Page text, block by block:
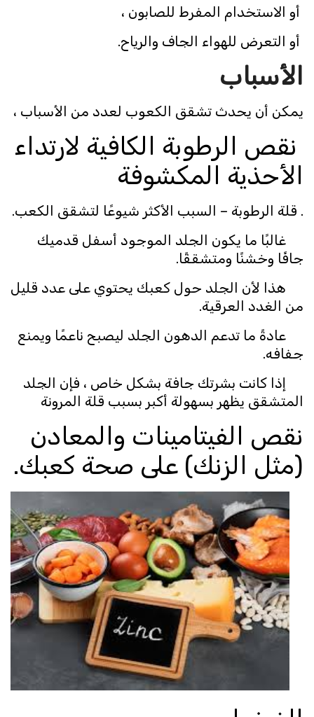
أو الاستخدام المفرط للصابون ،
أو التعرض للهواء الجاف والرياح.
الأسباب
يمكن أن يحدث تشقق الكعوب لعدد من الأسباب ،
نقص الرطوبة الكافية لارتداء
الأحذية المكشوفة
. قلة الرطوبة – السبب الأكثر شيوعًا لتشقق الكعب.
غالبًا ما يكون الجلد الموجود أسفل قدميك
جافًا وخشنًا ومتشققًا.
هذا لأن الجلد حول كعبك يحتوي على عدد قليل
من الغدد العرقية.
عادةً ما تدعم الدهون الجلد ليصبح ناعمًا ويمنع
جفافه.
إذا كانت بشرتك جافة بشكل خاص ، فإن الجلد
المتشقق يظهر بسهولة أكبر بسبب قلة المرونة
نقص الفيتامينات والمعادن
(مثل الزنك) على صحة كعبك.